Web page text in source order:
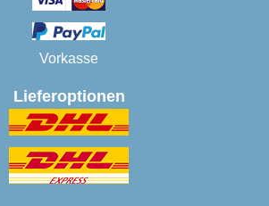
Vorkasse
Lieferoptionen